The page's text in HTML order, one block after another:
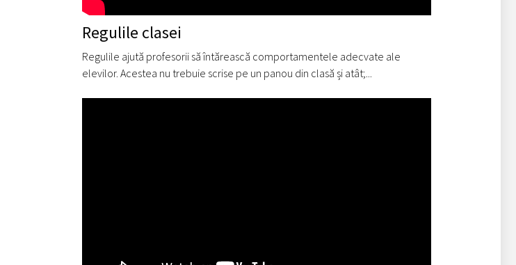
Regulile clasei
Regulile ajută profesorii să întărească comportamentele adecvate ale
elevilor. Acestea nu trebuie scrise pe un panou din clasă și atât;...